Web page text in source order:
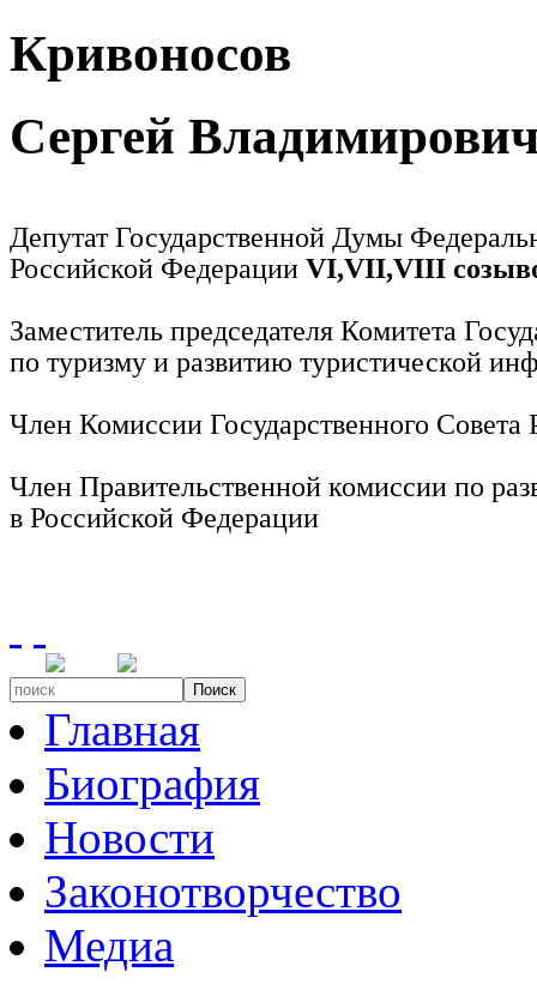
Кривоносов
Сергей
Депутат Государственной Думы
Российской Федерации VI,VII,VIII
Заместитель председателя Комитета
по туризму и развитию туристической
Член Комиссии Государственного
Член Правительственной комиссии по
в Российской Федерации
Поиск
Главная
Биография
Новости
Законотворчество
Медиа